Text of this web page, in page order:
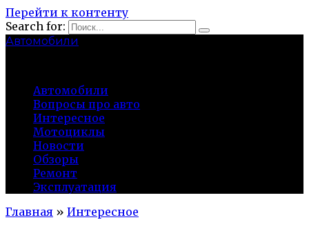
Перейти к контенту
Search for:
Автомобили
Автомобили
Вопросы про авто
Интересное
Мотоциклы
Новости
Обзоры
Ремонт
Эксплуатация
Главная » Интересное